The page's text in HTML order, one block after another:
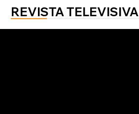
REVISTA TELEVISIVA